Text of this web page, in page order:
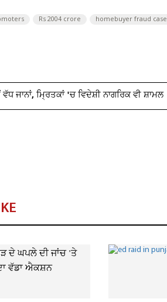
Rs 2004 crore homebuyer fraud case
ਜਾਨਾਂ, ਮ੍ਰਿਤਕਾਂ 'ਚ ਵਿਦੇਸ਼ੀ ਨਾਗਰਿਕ ਵੀ ਸ਼ਾਮਲ
ਦੇ ਘਪਲੇ ਦੀ ਜਾਂਚ 'ਤੇ
ਵੱਡਾ ਐਕਸ਼ਨ